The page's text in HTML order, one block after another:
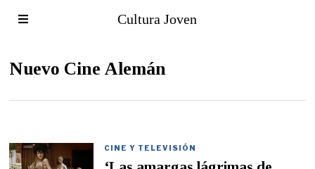
Cultura Joven
Nuevo Cine Alemán
CINE Y TELEVISIÓN